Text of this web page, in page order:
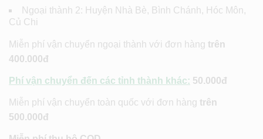
Ngoại thành 2: Huyện Nhà Bè, Bình Chánh, Hóc Môn,
Củ Chi
Miễn phí vận chuyển ngoại thành với đơn hàng trên
400.000đ
Phí vận chuyển đến các tỉnh thành khác: 50.000đ
Miễn phí vận chuyển toàn quốc với đơn hàng trên
500.000đ